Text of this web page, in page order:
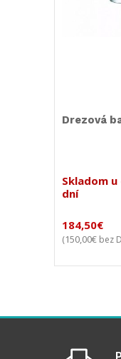
Sprchový
Skladom
dní
954,48€
610,40€